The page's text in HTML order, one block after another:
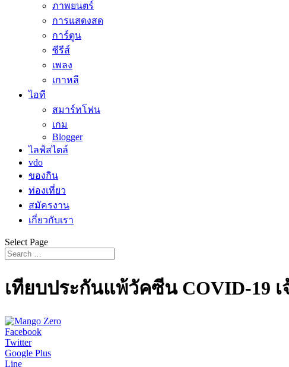
ภาพยนตร์
การแสดงสด
การ์ตูน
ซีรีส์
เพลง
เกาหลี
ไอที
สมาร์ทโฟน
เกม
Blogger
ไลฟ์สไตล์
vdo
ของกิน
ท่องเที่ยว
สมัครงาน
เกี่ยวกับเรา
Select Page
เทียบประกันแพ้วัคซีน COVID-19 เ
Facebook
Twitter
Google Plus
Line